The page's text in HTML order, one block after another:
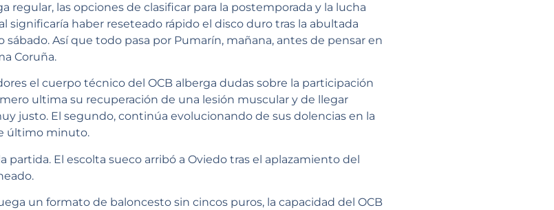
regular, las opciones de clasificar para la postemporada y la lucha
significaría haber reseteado rápido el disco duro tras la abultada
sábado. Así que todo pasa por Pumarín, mañana, antes de pensar en
Coruña.
el cuerpo técnico del OCB alberga dudas sobre la participación
ultima su recuperación de una lesión muscular y de llegar
justo. El segundo, continúa evolucionando de sus dolencias en la
último minuto.
partida. El escolta sueco arribó a Oviedo tras el aplazamiento del
un formato de baloncesto sin cincos puros, la capacidad del OCB